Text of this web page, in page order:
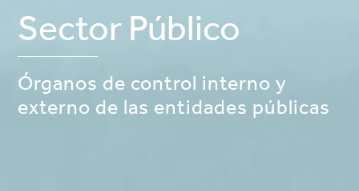
Sector Público
Órganos de control interno y
externo de las entidades públicas